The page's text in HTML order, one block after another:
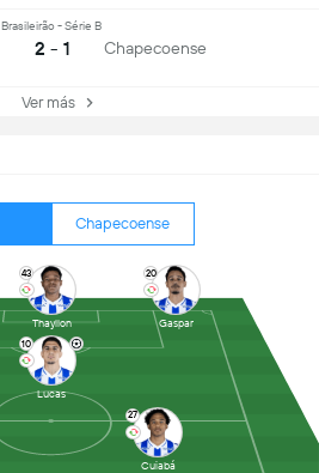
Chapecoense
10
Lucas
20
Gaspar
27
Cuiabá
43
Thayllon
Brasileirão - Série B
2 - 1 Chapecoense
Ver más